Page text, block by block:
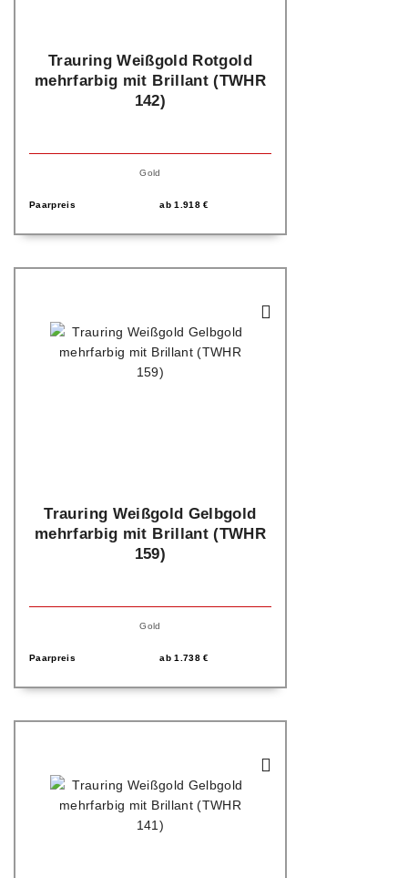
Trauring Weißgold Rotgold
mehrfarbig mit Brillant (TWHR
142)
Gold
Paarpreis ab1.918€
Trauring Weißgold Gelbgold
mehrfarbig mit Brillant (TWHR
159)
Gold
Paarpreis ab1.738€